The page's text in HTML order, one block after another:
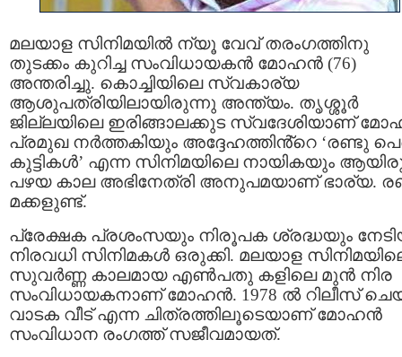
മലയാള സിനിമയിൽ ന്യൂ വേവ് തരംഗത്തിനു
തുടക്കം കുറിച്ച സംവിധായകൻ മോഹൻ (76)
അന്തരിച്ചു. കൊച്ചിയിലെ സ്വകാര്യ
ആശുപത്രിയിലായിരുന്നു അന്ത്യം. തൃശ്ശൂർ
ജില്ലയിലെ ഇരിങ്ങാലക്കുട സ്വദേശിയാണ്
പ്രമുഖ നർത്തകിയും അദ്ദേഹത്തിൻ്റെ ‘രണ്ടു
കുട്ടികൾ’ എന്ന സിനിമയിലെ നായികയും
പഴയ കാല അഭിനേത്രി അനുപമയാണ് ഭാര്യ.
മക്കളുണ്ട്.
പ്രേക്ഷക പ്രശംസയും നിരൂപക ശ്രദ്ധയും
നിരവധി സിനിമകൾ ഒരുക്കി. മലയാള
സുവർണ്ണ കാലമായ എൺപതു കളിലെ മുൻ നിര
സംവിധായകനാണ് മോഹൻ. 1978 ൽ റിലീസ്
വാടക വീട് എന്ന ചിത്രത്തിലൂടെയാണ് മോഹൻ
സംവിധാന രംഗത്ത് സജീവമായത്.